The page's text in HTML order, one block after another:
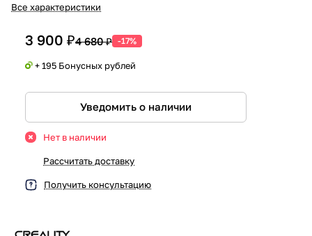
Все характеристики
3 900 ₽4 680 ₽ -17%
+ 195 Бонусных рублей
Уведомить о наличии
Нет в наличии
Рассчитать доставку
Получить консультацию